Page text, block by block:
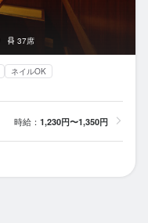
37席
ネイルOK
時給： 1,230円〜1,350円